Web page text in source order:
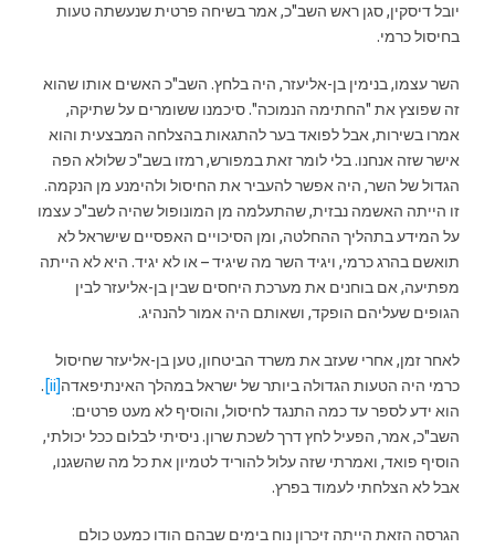
יובל דיסקין, סגן ראש השב"כ, אמר בשיחה פרטית שנעשתה טעות
בחיסול כרמי.
השר עצמו, בנימין בן-אליעזר, היה בלחץ. השב"כ האשים אותו שהוא
זה שפוצץ את "החתימה הנמוכה". סיכמנו ששומרים על שתיקה,
אמרו בשירות, אבל לפואד בער להתגאות בהצלחה המבצעית והוא
אישר שזה אנחנו. בלי לומר זאת במפורש, רמזו בשב"כ שלולא הפה
הגדול של השר, היה אפשר להעביר את החיסול ולהימנע מן הנקמה.
זו הייתה האשמה נבזית, שהתעלמה מן המונופול שהיה לשב"כ עצמו
על המידע בתהליך ההחלטה, ומן הסיכויים האפסיים שישראל לא
תואשם בהרג כרמי, ויגיד השר מה שיגיד – או לא יגיד. היא לא הייתה
מפתיעה, אם בוחנים את מערכת היחסים שבין בן-אליעזר לבין
הגופים שעליהם הופקד, ושאותם היה אמור להנהיג.
לאחר זמן, אחרי שעזב את משרד הביטחון, טען בן-אליעזר שחיסול
כרמי היה הטעות הגדולה ביותר של ישראל במהלך האינתיפאדה[ii]
.
הוא ידע לספר עד כמה התנגד לחיסול, והוסיף לא מעט פרטים:
השב"כ, אמר, הפעיל לחץ דרך לשכת שרון. ניסיתי לבלום ככל יכולתי,
הוסיף פואד, ואמרתי שזה עלול להוריד לטמיון את כל מה שהשגנו,
אבל לא הצלחתי לעמוד בפרץ.
הגרסה הזאת הייתה זיכרון נוח בימים שבהם הודו כמעט כולם